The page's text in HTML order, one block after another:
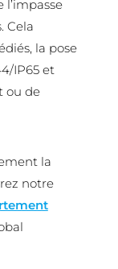
Cela
la pose
IP65 et
ou de
la
notre